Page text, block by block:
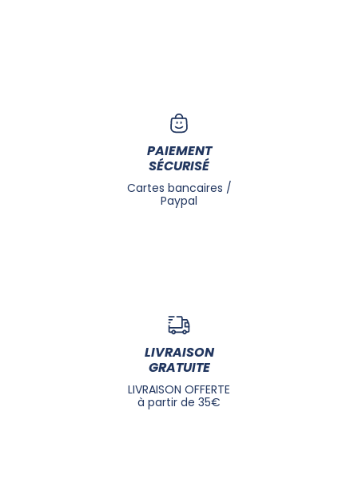
PAIEMENT
SÉCURISÉ
Cartes bancaires /
Paypal
LIVRAISON
GRATUITE
LIVRAISON OFFERTE
à partir de 35€